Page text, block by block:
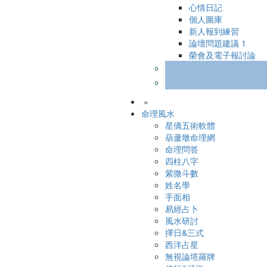
心情日記
個人圖庫
新人報到練習
論壇問題建議 1
榮會及電子報討論
»
命理風水
星僑五術軟體
葫蘆墩命理網
命理問答
四柱八字
紫微斗數
姓名學
手面相
易經占卜
風水研討
擇日&三式
西洋占星
無視論塔羅牌